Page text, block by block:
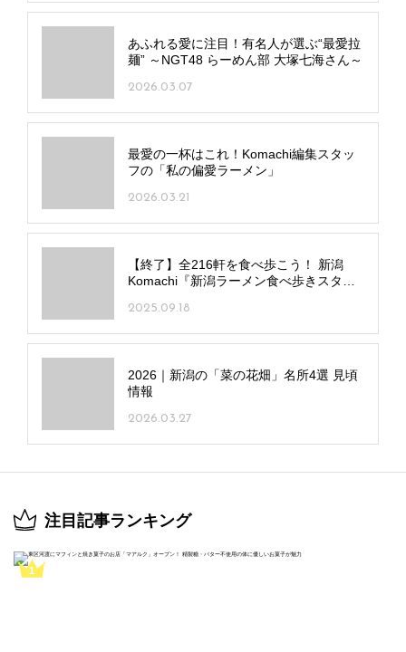
あふれる愛に注目！有名人が選ぶ“最愛拉
麺” ～NGT48 らーめん部 大塚七海さん～
2026.03.07
最愛の一杯はこれ！Komachi編集スタッ
フの「私の偏愛ラーメン」
2026.03.21
【終了】全216軒を食べ歩こう！ 新潟
Komachi『新潟ラーメン食べ歩きスタン
2025.09.18
2026｜新潟の「菜の花畑」名所4選 見頃
情報
2026.03.27
注目記事ランキング